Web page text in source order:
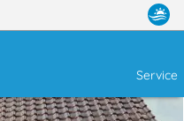
Service